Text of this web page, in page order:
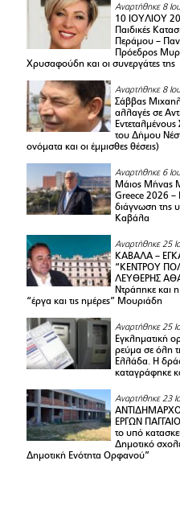
Αναρτήθηκε 8
10 ΙΟΥΛΙΟΥ
Παιδικές
Περάμου –
Πρόεδρος
Χρυσαφούδη και οι συνεργάτες της
Αναρτήθηκε 8
Σάββας
αλλαγές σε
του Δήμου
ονόματα και οι έμμισθες θέσεις)
Αναρτήθηκε 6
Μάιος Μήνας
Greece 2026 –
διάγνωση της
Καβάλα
Αναρτήθηκε 25
ΚΑΒΑΛΑ –
“ΚΕΝΤΡΟΥ
ΛΕΥΘΕΡΗΣ
Ντράπηκε και
“έργα και τις ημέρες” Μουριάδη
Αναρτήθηκε 25
Εγκληματική
ρεύμα σε όλη
Ελλάδα. Η
καταγράφηκε
Αναρτήθηκε 23
ΕΡΓΩΝ
το υπό
Δημοτικό
Δημοτική Ενότητα Ορφανού”